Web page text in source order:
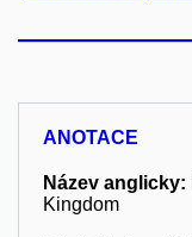
ANOTACE
Název anglicky:
Kingdom